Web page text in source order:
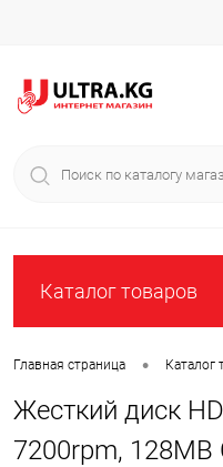
Каталог товаров
Главная страница • Каталог
Жесткий диск
7200rpm, 128MB